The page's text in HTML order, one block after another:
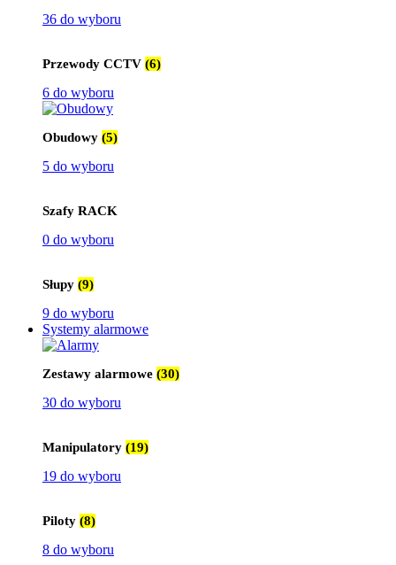
36 do wyboru
Przewody CCTV (6)
6 do wyboru
Obudowy (5)
5 do wyboru
Szafy RACK
0 do wyboru
Słupy (9)
9 do wyboru
Systemy alarmowe
Zestawy alarmowe (30)
30 do wyboru
Manipulatory (19)
19 do wyboru
Piloty (8)
8 do wyboru